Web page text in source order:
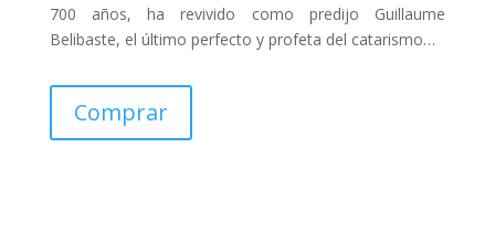
700 años, ha revivido como predijo Guillaume
Belibaste, el último perfecto y profeta del catarismo…
Comprar